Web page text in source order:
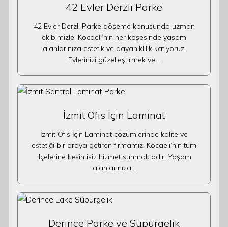
42 Evler Derzli Parke
42 Evler Derzli Parke döşeme konusunda uzman
ekibimizle, Kocaeli’nin her köşesinde yaşam
alanlarınıza estetik ve dayanıklılık katıyoruz.
Evlerinizi güzelleştirmek ve…
İzmit Ofis İçin Laminat
İzmit Ofis İçin Laminat çözümlerinde kalite ve
estetiği bir araya getiren firmamız, Kocaeli’nin tüm
ilçelerine kesintisiz hizmet sunmaktadır. Yaşam
alanlarınıza…
Derince Parke ve Süpürgelik